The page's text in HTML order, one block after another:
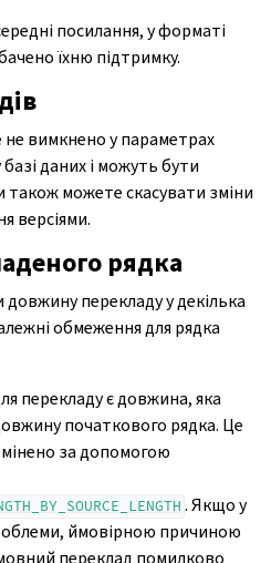
посилання, у форматі
їхню підтримку.
не вимкнено у параметрах
даних і можуть бути
також можете скасувати зміни
версіями.
рядка
перекладу у декілька
обмеження для рядка
перекладу є довжина, яка
початкового рядка. Це
за допомогою
. Якщо у
ймовірною причиною
переклад помилково